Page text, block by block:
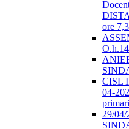
ore
CISL
04-
29/